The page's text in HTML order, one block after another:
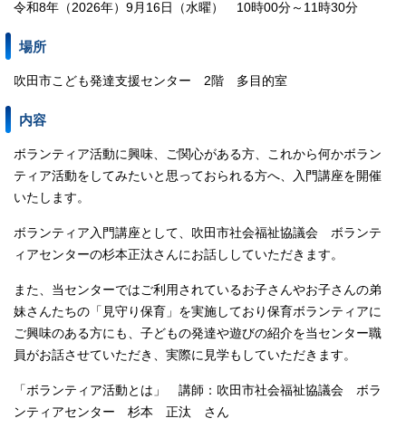
令和8年（2026年）9月16日（水曜） 10時00分～11時30分
場所
吹田市こども発達支援センター 2階 多目的室
内容
ボランティア活動に興味、ご関心がある方、これから何かボラン
ティア活動をしてみたいと思っておられる方へ、入門講座を開催
いたします。
ボランティア入門講座として、吹田市社会福祉協議会 ボランテ
ィアセンターの杉本正汰さんにお話ししていただきます。
また、当センターではご利用されているお子さんやお子さんの弟
妹さんたちの「見守り保育」を実施しており保育ボランティアに
ご興味のある方にも、子どもの発達や遊びの紹介を当センター職
員がお話させていただき、実際に見学もしていただきます。
「ボランティア活動とは」 講師：吹田市社会福祉協議会 ボラ
ンティアセンター 杉本 正汰 さん